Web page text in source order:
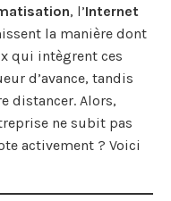
, l’Internet
la manière dont
qui intègrent ces
d’avance, tandis
distancer. Alors,
ne subit pas
activement ? Voici